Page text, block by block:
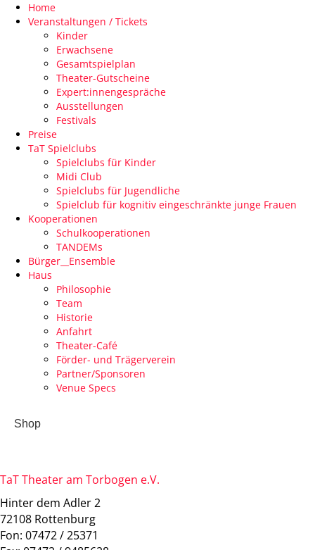
Home
Veranstaltungen / Tickets
Kinder
Erwachsene
Gesamtspielplan
Theater-Gutscheine
Expert:innengespräche
Ausstellungen
Festivals
Preise
TaT Spielclubs
Spielclubs für Kinder
Midi Club
Spielclubs für Jugendliche
Spielclub für kognitiv eingeschränkte junge Frauen
Kooperationen
Schulkooperationen
TANDEMs
Bürger__Ensemble
Haus
Philosophie
Team
Historie
Anfahrt
Theater-Café
Förder- und Trägerverein
Partner/Sponsoren
Venue Specs
Shop
TaT Theater am Torbogen e.V.
Hinter dem Adler 2
72108 Rottenburg
Fon: 07472 / 25371